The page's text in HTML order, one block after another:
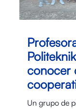
conocer
Un grupo de